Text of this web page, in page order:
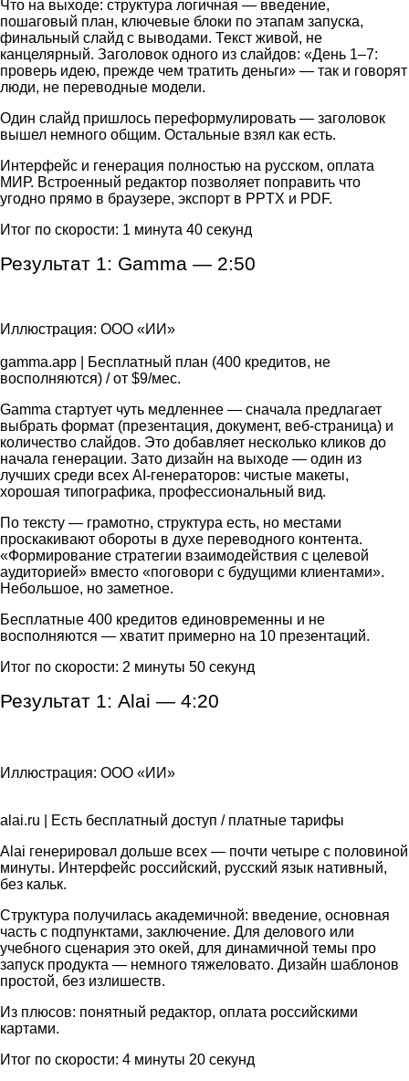
Что на выходе: структура логичная — введение,
пошаговый план, ключевые блоки по этапам запуска,
финальный слайд с выводами. Текст живой, не
канцелярный. Заголовок одного из слайдов: «День 1–7:
проверь идею, прежде чем тратить деньги» — так и говорят
люди, не переводные модели.
Один слайд пришлось переформулировать — заголовок
вышел немного общим. Остальные взял как есть.
Интерфейс и генерация полностью на русском, оплата
МИР. Встроенный редактор позволяет поправить что
угодно прямо в браузере, экспорт в PPTX и PDF.
Итог по скорости: 1 минута 40 секунд
Результат 1: Gamma — 2:50
Иллюстрация: ООО «ИИ»
gamma.app | Бесплатный план (400 кредитов, не
восполняются) / от $9/мес.
Gamma стартует чуть медленнее — сначала предлагает
выбрать формат (презентация, документ, веб-страница) и
количество слайдов. Это добавляет несколько кликов до
начала генерации. Зато дизайн на выходе — один из
лучших среди всех AI-генераторов: чистые макеты,
хорошая типографика, профессиональный вид.
По тексту — грамотно, структура есть, но местами
проскакивают обороты в духе переводного контента.
«Формирование стратегии взаимодействия с целевой
аудиторией» вместо «поговори с будущими клиентами».
Небольшое, но заметное.
Бесплатные 400 кредитов единовременны и не
восполняются — хватит примерно на 10 презентаций.
Итог по скорости: 2 минуты 50 секунд
Результат 1: Alai — 4:20
Иллюстрация: ООО «ИИ»
alai.ru | Есть бесплатный доступ / платные тарифы
Alai генерировал дольше всех — почти четыре с половиной
минуты. Интерфейс российский, русский язык нативный,
без кальк.
Структура получилась академичной: введение, основная
часть с подпунктами, заключение. Для делового или
учебного сценария это окей, для динамичной темы про
запуск продукта — немного тяжеловато. Дизайн шаблонов
простой, без излишеств.
Из плюсов: понятный редактор, оплата российскими
картами.
Итог по скорости: 4 минуты 20 секунд